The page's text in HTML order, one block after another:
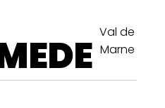
Val de
Marne